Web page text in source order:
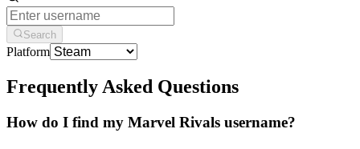
Search
Platform
Frequently Asked Questions
How do I find my Marvel Rivals username?